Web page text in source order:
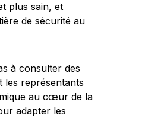
plus sain, et
de sécurité au
à consulter des
les représentants
au cœur de la
adapter les